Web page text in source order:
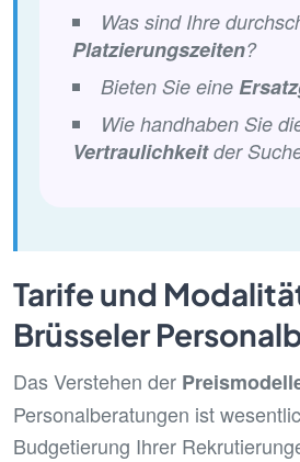
Was sind Ihre
Platzierungszeiten?
Bieten Sie eine
Wie handhaben Sie
Vertraulichkeitder
Tarife und
Brüsseler
Das Verstehen der
Personalberatungen ist
Budgetierung Ihrer